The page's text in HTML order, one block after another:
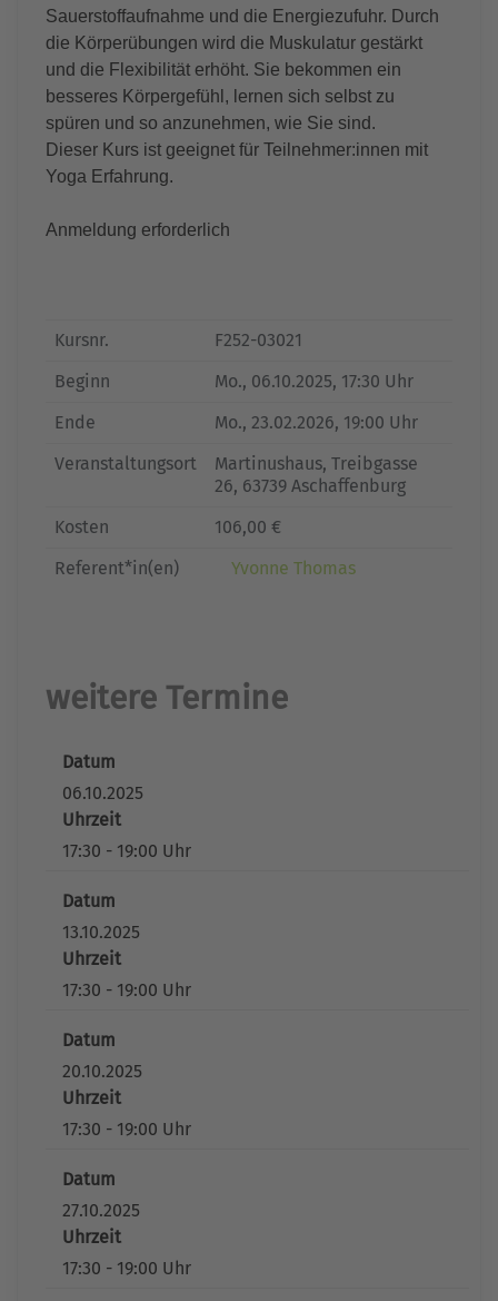
Sauerstoffaufnahme und die Energiezufuhr. Durch
die Körperübungen wird die Muskulatur gestärkt
und die Flexibilität erhöht. Sie bekommen ein
besseres Körpergefühl, lernen sich selbst zu
spüren und so anzunehmen, wie Sie sind.
Dieser Kurs ist geeignet für Teilnehmer:innen mit
Yoga Erfahrung.
Anmeldung erforderlich
Kursnr.
F252-03021
Beginn
Mo., 06.10.2025, 17:30 Uhr
Ende
Mo., 23.02.2026, 19:00 Uhr
Veranstaltungsort
Martinushaus, Treibgasse
26, 63739 Aschaffenburg
Kosten
106,00 €
Referent*in(en)
Yvonne Thomas
weitere Termine
Datum
06.10.2025
Uhrzeit
17:30 - 19:00 Uhr
Datum
13.10.2025
Uhrzeit
17:30 - 19:00 Uhr
Datum
20.10.2025
Uhrzeit
17:30 - 19:00 Uhr
Datum
27.10.2025
Uhrzeit
17:30 - 19:00 Uhr